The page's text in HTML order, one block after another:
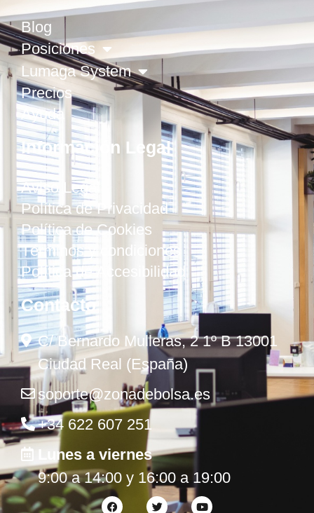
Blog
Posiciones
Lumaga System
Precios
Ayuda
Información Legal
Aviso Legal
Política de Privacidad
Política de Cookies
Términos y condiciones
Política de Accesibilidad
Contacto
C/ Bernardo Mulleras, 2 1º B 13001
Ciudad Real (España)
soporte@zonadebolsa.es
+34 622 607 251
Lunes a viernes
9:00 a 14:00 y 16:00 a 19:00